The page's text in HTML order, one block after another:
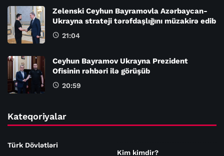
Zelenski Ceyhun Bayramovla Azərbaycan-
Ukrayna strateji tərəfdaşlığını müzakirə edib
21:04
Ceyhun Bayramov Ukrayna Prezident
Ofisinin rəhbəri ilə görüşüb
20:59
Kateqoriyalar
Türk Dövlətləri
Kim kimdir?